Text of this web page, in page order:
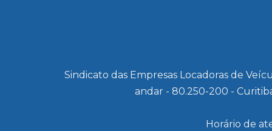
Sindicato das Empresas Locadoras de
andar - 80.250-200 -
Horário de